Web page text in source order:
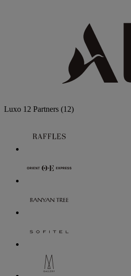
Luxo 12 Partners (12)